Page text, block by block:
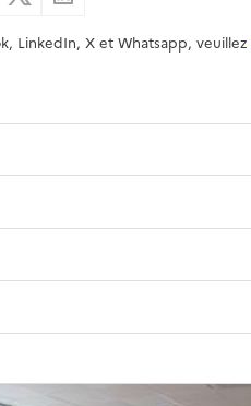
LinkedIn, X et Whatsapp, veuillez